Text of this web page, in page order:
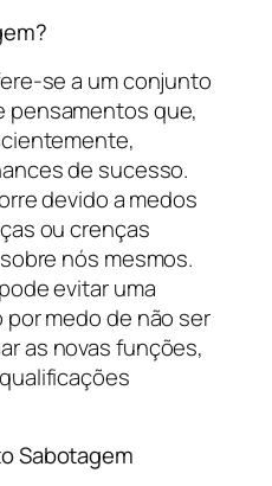
se a um conjunto
pensamentos que,
de sucesso.
devido a medos
ou crenças
nós mesmos.
evitar uma
medo de não ser
as novas funções,
Sabotagem